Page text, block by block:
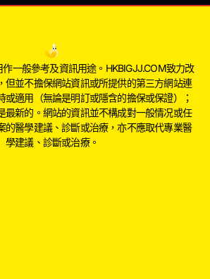
一般參考及資訊用途。HKBIGJJ.COM致力改
但並不擔保網站資訊或所提供的第三方網站連
或適用（無論是明訂或隱含的擔保或保證）；
最新的。網站的資訊並不構成對一般情况或任
的醫學建議、診斷或治療，亦不應取代專業醫
學建議、診斷或治療。